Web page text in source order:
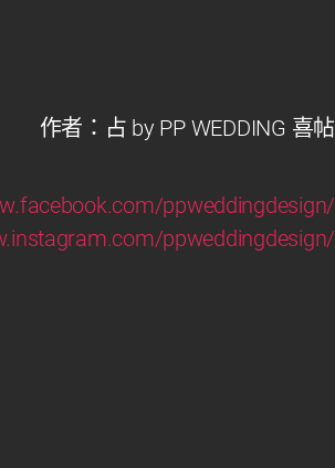
作者：占 by PP WEDDING 喜帖
ppweddingdesign/
ppweddingdesign/